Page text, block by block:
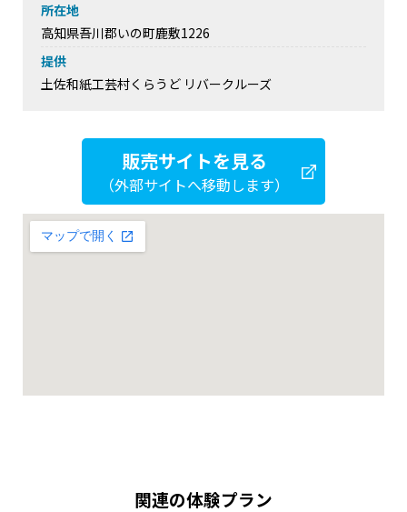
所在地
高知県吾川郡いの町鹿敷1226
提供
土佐和紙工芸村くらうど リバークルーズ
販売サイトを見る
（外部サイトへ移動します）
関連の体験プラン